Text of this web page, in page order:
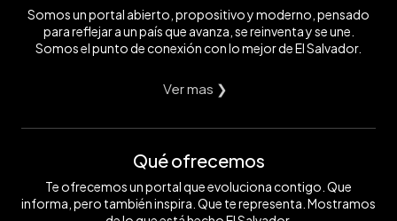
Somos un portal abierto, propositivo y moderno, pensado
para reflejar a un país que avanza, se reinventa y se une.
Somos el punto de conexión con lo mejor de El Salvador.
Ver mas ❯
Qué ofrecemos
Te ofrecemos un portal que evoluciona contigo. Que
informa, pero también inspira. Que te representa. Mostramos